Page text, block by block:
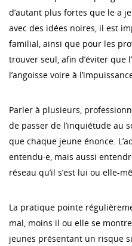
d’autant plus fortes que le·a
avec des idées noires, il est
familial, ainsi que pour les
trouver seul, afin d’éviter que
l’angoisse voire à
Parler à plusieurs,
de passer de l’inquiétude au
que chaque jeune énonce.
entendu·e, mais aussi
réseau qu’il s’est lui ou elle-
La pratique pointe
mal, moins il ou elle se
jeunes présentant un risque